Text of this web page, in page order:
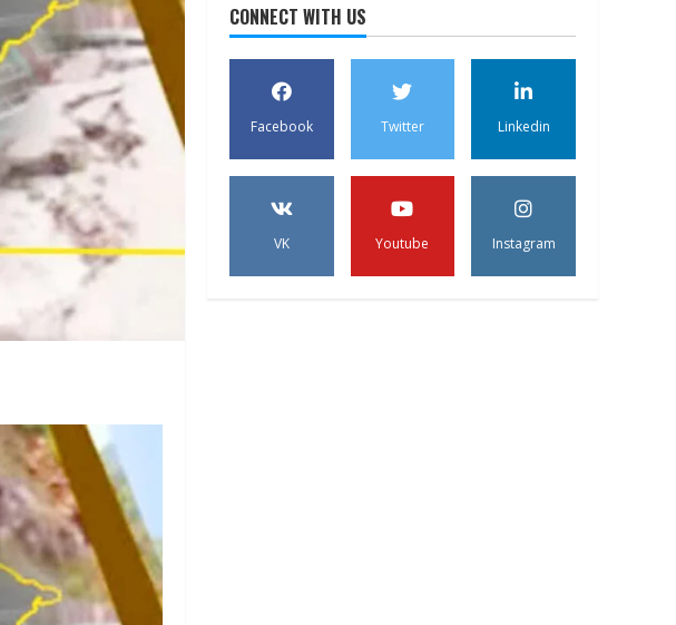
CONNECT WITH US
Facebook Twitter Linkedin
VK Youtube Instagram